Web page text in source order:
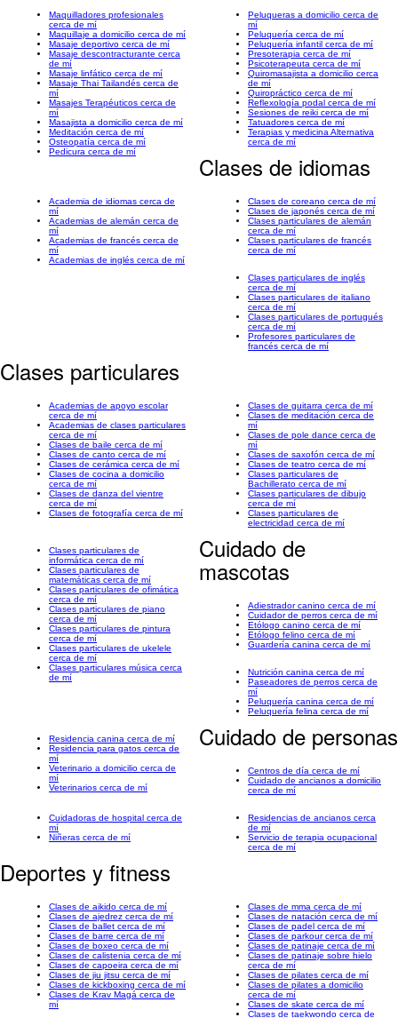
Maquilladores profesionales
cerca de mí
Maquillaje a domicilio cerca de mí
Masaje deportivo cerca de mí
Masaje descontracturante cerca
de mí
Masaje linfático cerca de mí
Masaje Thai Tailandés cerca de
mí
Masajes Terapéuticos cerca de
mí
Masajista a domicilio cerca de mí
Meditación cerca de mí
Osteopatía cerca de mí
Pedicura cerca de mí
Peluqueras a domicilio cerca de
mí
Peluquería cerca de mí
Peluquería infantil cerca de mí
Presoterapia cerca de mí
Psicoterapeuta cerca de mí
Quiromasajista a domicilio cerca
de mí
Quiropráctico cerca de mí
Reflexología podal cerca de mí
Sesiones de reiki cerca de mí
Tatuadores cerca de mí
Terapias y medicina Alternativa
cerca de mí
Clases de idiomas
Academia de idiomas cerca de
mí
Academias de alemán cerca de
mí
Academias de francés cerca de
mí
Academias de inglés cerca de mí
Clases de coreano cerca de mí
Clases de japonés cerca de mí
Clases particulares de alemán
cerca de mí
Clases particulares de francés
cerca de mí
Clases particulares de inglés
cerca de mí
Clases particulares de italiano
cerca de mí
Clases particulares de portugués
cerca de mí
Profesores particulares de
francés cerca de mí
Clases particulares
Academias de apoyo escolar
cerca de mí
Academias de clases particulares
cerca de mí
Clases de baile cerca de mí
Clases de canto cerca de mí
Clases de cerámica cerca de mí
Clases de cocina a domicilio
cerca de mí
Clases de danza del vientre
cerca de mí
Clases de fotografía cerca de mí
Clases de guitarra cerca de mí
Clases de meditación cerca de
mí
Clases de pole dance cerca de
mí
Clases de saxofón cerca de mí
Clases de teatro cerca de mí
Clases particulares de
Bachillerato cerca de mí
Clases particulares de dibujo
cerca de mí
Clases particulares de
electricidad cerca de mí
Clases particulares de
informática cerca de mí
Clases particulares de
matemáticas cerca de mí
Clases particulares de ofimática
cerca de mí
Clases particulares de piano
cerca de mí
Clases particulares de pintura
cerca de mí
Clases particulares de ukelele
cerca de mí
Clases particulares música cerca
de mí
Cuidado de
mascotas
Adiestrador canino cerca de mí
Cuidador de perros cerca de mí
Etólogo canino cerca de mí
Etólogo felino cerca de mí
Guardería canina cerca de mí
Nutrición canina cerca de mí
Paseadores de perros cerca de
mí
Peluquería canina cerca de mí
Peluquería felina cerca de mí
Residencia canina cerca de mí
Residencia para gatos cerca de
mí
Veterinario a domicilio cerca de
mí
Veterinarios cerca de mí
Cuidado de personas
Centros de día cerca de mí
Cuidado de ancianos a domicilio
cerca de mí
Cuidadoras de hospital cerca de
mí
Niñeras cerca de mí
Residencias de ancianos cerca
de mí
Servicio de terapia ocupacional
cerca de mí
Deportes y fitness
Clases de aikido cerca de mí
Clases de ajedrez cerca de mí
Clases de ballet cerca de mí
Clases de barre cerca de mí
Clases de boxeo cerca de mí
Clases de calistenia cerca de mí
Clases de capoeira cerca de mí
Clases de jiu jitsu cerca de mí
Clases de kickboxing cerca de mí
Clases de Krav Magá cerca de
mí
Clases de mma cerca de mí
Clases de natación cerca de mí
Clases de padel cerca de mí
Clases de parkour cerca de mí
Clases de patinaje cerca de mí
Clases de patinaje sobre hielo
cerca de mí
Clases de pilates cerca de mí
Clases de pilates a domicilio
cerca de mí
Clases de skate cerca de mí
Clases de taekwondo cerca de